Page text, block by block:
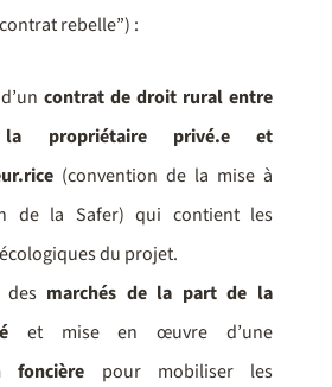
rebelle”) :
contrat de droit rural entre
propriétaire privé.e et
(convention de la mise à
de la Safer) qui contient les
du projet.
des marchés de la part de la
et mise en œuvre d’une
foncière pour mobiliser les